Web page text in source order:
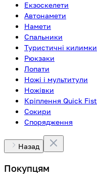
Екзоскелети
Автонамети
Намети
Спальники
Туристичні килимки
Рюкзаки
Лопати
Ножі і мультитули
Ножівки
Кріплення Quick Fist
Сокири
Спорядження
Назад
Покупцям